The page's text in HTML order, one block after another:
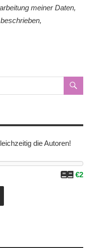
meiner Daten,
die Autoren!
€2